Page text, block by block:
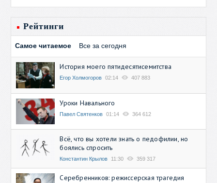
Рейтинги
Самое читаемое Все за сегодня
История моего пятидесятисемитства
Егор Холмогоров 02:14 407 883
Уроки Навального
Павел Святенков 01:14 364 612
Всё, что вы хотели знать о педофилии, но
боялись спросить
Константин Крылов 11:30 359 317
Серебренников: режиссерская трагедия